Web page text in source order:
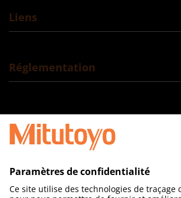
Liens
Réglementation
Suivez-nous